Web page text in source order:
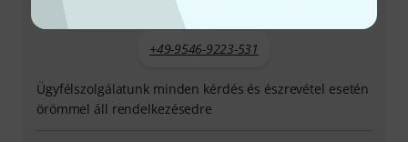
+49-9546-9223-531
Ügyfélszolgálatunk minden kérdés és észrevétel esetén
örömmel áll rendelkezésedre